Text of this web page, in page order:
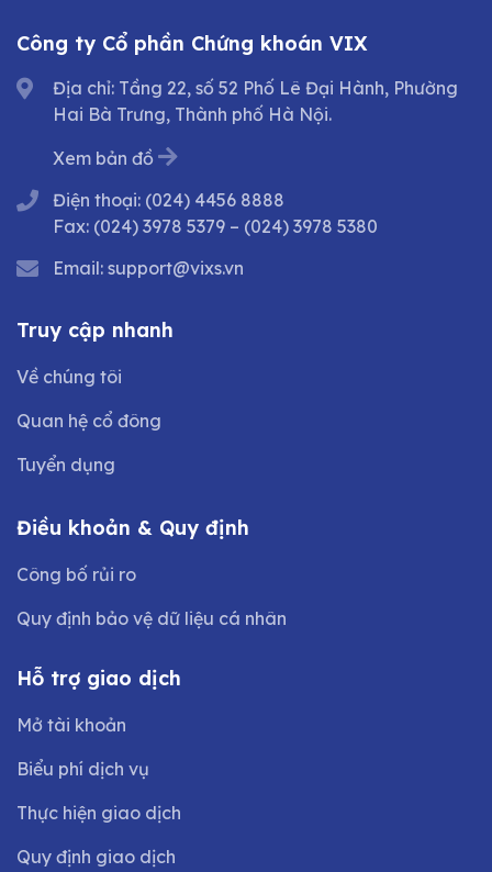
Công ty Cổ phần Chứng khoán VIX
Địa chỉ: Tầng 22, số 52 Phố Lê Đại Hành, Phường
Hai Bà Trưng, Thành phố Hà Nội.
Xem bản đồ
Điện thoại: (024) 4456 8888
Fax: (024) 3978 5379 – (024) 3978 5380
Email: support@vixs.vn
Truy cập nhanh
Về chúng tôi
Quan hệ cổ đông
Tuyển dụng
Điều khoản & Quy định
Công bố rủi ro
Quy định bảo vệ dữ liệu cá nhân
Hỗ trợ giao dịch
Mở tài khoản
Biểu phí dịch vụ
Thực hiện giao dịch
Quy định giao dịch